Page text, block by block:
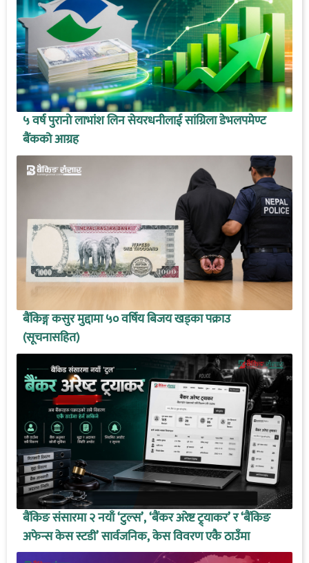
५ वर्ष पुरानो लाभांश लिन सेयरधनीलाई सांग्रिला डेभलपमेण्ट
बैंकको आग्रह
बैंकिङ्ग कसुर मुद्दामा ५० वर्षिय बिजय खड्का पक्राउ
(सूचनासहित)
बैंकिङ संसारमा २ नयाँ ‘टुल्स’, ‘बैंकर अरेष्ट ट्र्याकर’ र ‘बैंकिङ
अफेन्स केस स्टडी’ सार्वजनिक, केस विवरण एकै ठाउँमा